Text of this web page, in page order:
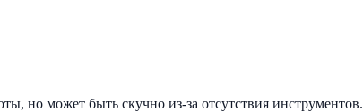
но может быть скучно из-за отсутствия инструментов.